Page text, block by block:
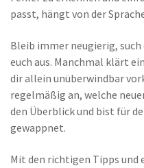
passt, hängt von der
Bleib immer neugierig,
euch aus. Manchmal klärt
dir allein unüberwindbar
regelmäßig an, welche
den Überblick und bist für
gewappnet.
Mit den richtigen Tipps und